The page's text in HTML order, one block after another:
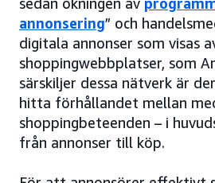
annonsering” och
digitala annonser som visas
shoppingwebbplatser, som
särskiljer dessa nätverk är
hitta förhållandet mellan
shoppingbeteenden – i
från annonser till köp.